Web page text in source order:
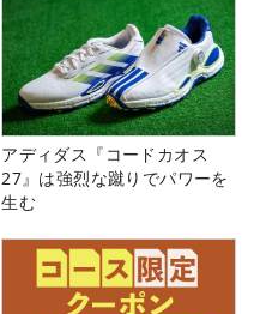
アディダス『コードカオス
27』は強烈な蹴りでパワーを
生む